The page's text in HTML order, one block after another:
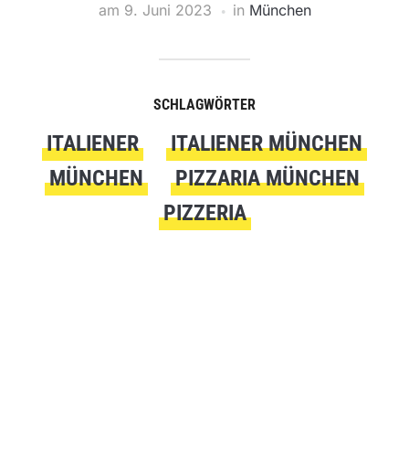
am 9. Juni 2023 in München
SCHLAGWÖRTER
ITALIENER
ITALIENER MÜNCHEN
MÜNCHEN
PIZZARIA MÜNCHEN
PIZZERIA